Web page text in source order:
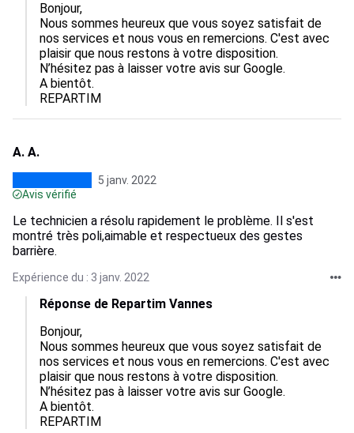
Bonjour,
Nous sommes heureux que vous soyez satisfait de
nos services et nous vous en remercions. C'est avec
plaisir que nous restons à votre disposition.
N’hésitez pas à laisser votre avis sur Google.
A bientôt.
A. A.
5 janv. 2022
Avis vérifié
Le technicien a résolu rapidement le problème. Il s'est
montré très poli,aimable et respectueux des gestes
barrière.
Expérience du : 3 janv. 2022
Réponse de Repartim Vannes
Bonjour,
Nous sommes heureux que vous soyez satisfait de
nos services et nous vous en remercions. C'est avec
plaisir que nous restons à votre disposition.
N’hésitez pas à laisser votre avis sur Google.
A bientôt.
REPARTIM